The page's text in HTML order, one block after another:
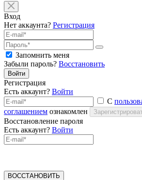
Вход
Нет аккаунта? Регистрация
Запомнить меня
Забыли пароль? Восстановить
Войти
Регистрация
Есть аккаунт? Войти
С
соглашением ознакомлен
Восстановление пароля
Есть аккаунт? Войти
ВОССТАНОВИТЬ